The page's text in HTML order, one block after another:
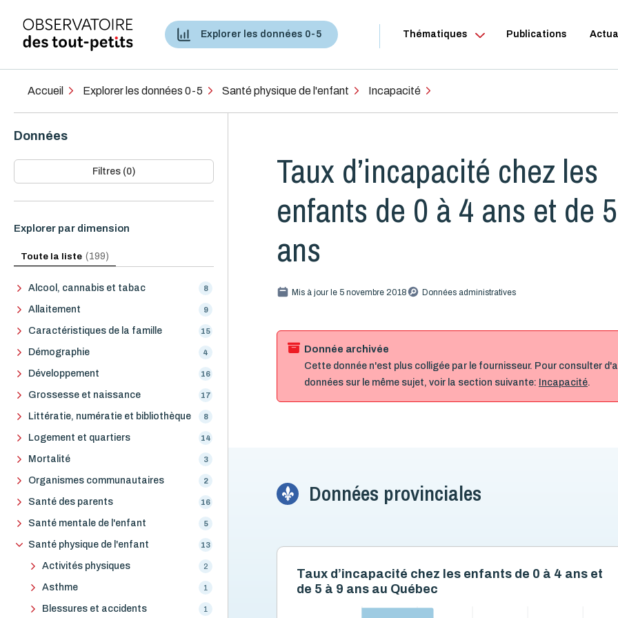
Thématiques
Explorer les données 0-5 Publications
Accueil Explorer les données 0-5 Santé physique de l'enfant Incapacité
Données
Filtres (0)
Explorer par dimension
Toute la liste (199)
Alcool, cannabis et tabac 8
Allaitement 9
Caractéristiques de la famille 15
Démographie 4
Développement 16
Grossesse et naissance 17
Littératie, numératie et bibliothèque 8
Logement et quartiers 14
Mortalité 3
Organismes communautaires 2
Santé des parents 16
Santé mentale de l'enfant 5
Santé physique de l'enfant 13
Activités physiques 2
Asthme 1
Blessures et accidents 1
Taux d’incapacité chez les
enfants de 0 à 4 ans et de
ans
Mis à jour le 5 novembre 2018 Données administratives
Donnée archivée
Cette donnée n'est plus colligée par le fournisseur. Pour consulter
données sur le même sujet, voir la section suivante: Incapacité.
Données provinciales
Taux d’incapacité chez les enfants de 0 à 4 ans et
de 5 à 9 ans au Québec